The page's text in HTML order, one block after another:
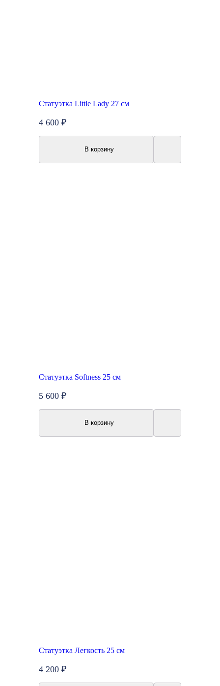
Статуэтка Little Lady 27 см
4 600 ₽
В корзину
Статуэтка Softness 25 см
5 600 ₽
В корзину
Статуэтка Легкость 25 см
4 200 ₽